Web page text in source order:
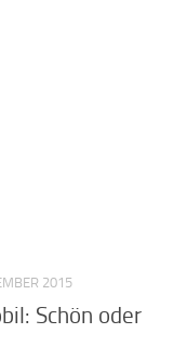
2015
Schön oder